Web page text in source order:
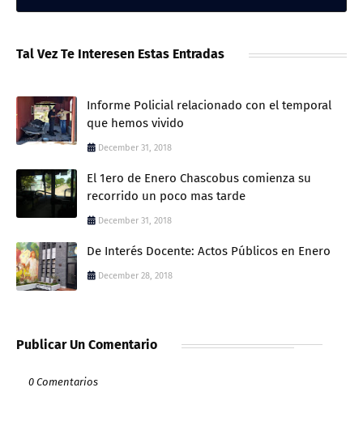
Tal Vez Te Interesen Estas Entradas
Informe Policial relacionado con el temporal
que hemos vivido
December 31, 2018
El 1ero de Enero Chascobus comienza su
recorrido un poco mas tarde
December 31, 2018
De Interés Docente: Actos Públicos en Enero
December 28, 2018
Publicar Un Comentario
0 Comentarios